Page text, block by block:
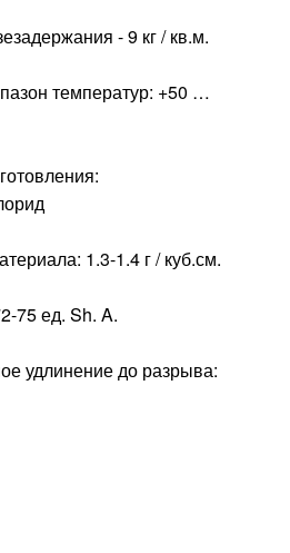
- 9 кг / кв.м.
температур: +50 …
1.3-1.4 г / куб.см.
75 ед. Sh. A.
удлинение до разрыва: